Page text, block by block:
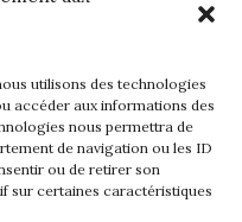
utilisons des technologies
accéder aux informations des
nous permettra de
de navigation ou les ID
ou de retirer son
sur certaines caractéristiques
chose de
–
!